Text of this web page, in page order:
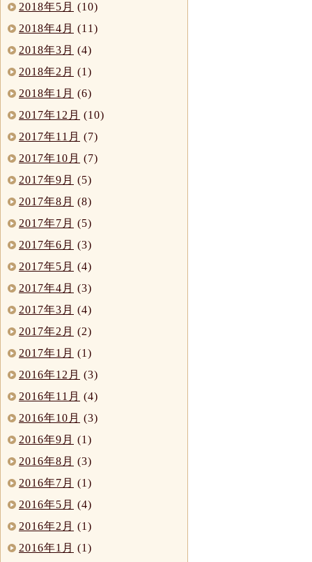
2018年5月 (10)
2018年4月 (11)
2018年3月 (4)
2018年2月 (1)
2018年1月 (6)
2017年12月 (10)
2017年11月 (7)
2017年10月 (7)
2017年9月 (5)
2017年8月 (8)
2017年7月 (5)
2017年6月 (3)
2017年5月 (4)
2017年4月 (3)
2017年3月 (4)
2017年2月 (2)
2017年1月 (1)
2016年12月 (3)
2016年11月 (4)
2016年10月 (3)
2016年9月 (1)
2016年8月 (3)
2016年7月 (1)
2016年5月 (4)
2016年2月 (1)
2016年1月 (1)